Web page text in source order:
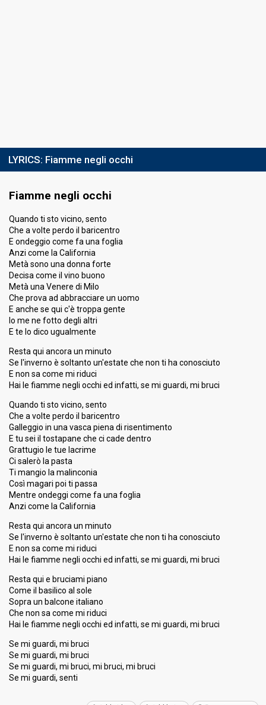
FIRST ROUND
Percent 3.09%
Public
2.67%
Running order
20
LYRICS: Fiamme negli occhi
Fiamme negli occhi
Quando ti sto vicino, sento
Che a volte perdo il baricentro
E ondeggio come fa una foglia
Anzi come la California
Metà sono una donna forte
Decisa come il vino buono
Metà una Venere di Milo
Che prova ad abbracciare un uomo
E anche se qui c'è troppa gente
Io me ne fotto degli altri
E te lo dico ugualmente
Resta qui ancora un minuto
Se l'inverno è soltanto un'estate che non ti ha conosciuto
E non sa come mi riduci
Hai le fiamme negli occhi ed infatti, se mi guardi, mi bruci
Quando ti sto vicino, sento
Che a volte perdo il baricentro
Galleggio in una vasca piena di risentimento
E tu sei il tostapane che ci cade dentro
Grattugio le tue lacrime
Ci salerò la pasta
Ti mangio la malinconia
Così magari poi ti passa
Mentre ondeggi come fa una foglia
Anzi come la California
Resta qui ancora un minuto
Se l'inverno è soltanto un'estate che non ti ha conosciuto
E non sa come mi riduci
Hai le fiamme negli occhi ed infatti, se mi guardi, mi bruci
Resta qui e bruciami piano
Come il basilico al sole
Sopra un balcone italiano
Che non sa come mi riduci
Hai le fiamme negli occhi ed infatti, se mi guardi, mi bruci
Se mi guardi, mi bruci
Se mi guardi, mi bruci
Se mi guardi, mi bruci, mi bruci, mi bruci
Se mi guаrdi, ѕenti